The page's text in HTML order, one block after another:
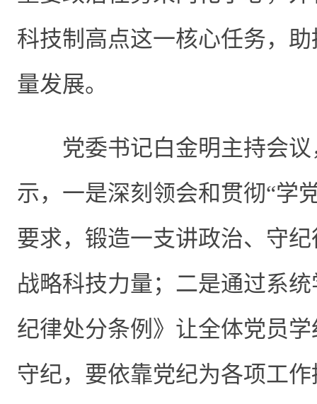
科技制高点这一核心任务，
量发展。
党委书记白金明主持会
示，一是深刻领会和贯彻“学
要求，锻造一支讲政治、守
战略科技力量；二是通过系
纪律处分条例》让全体党员
守纪，要依靠党纪为各项工